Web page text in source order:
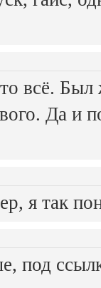
всё.
Да и
я так
под